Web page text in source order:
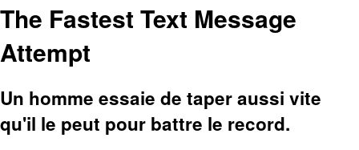
The Fastest Text Message
Attempt
Un homme essaie de taper aussi vite
qu'il le peut pour battre le record.